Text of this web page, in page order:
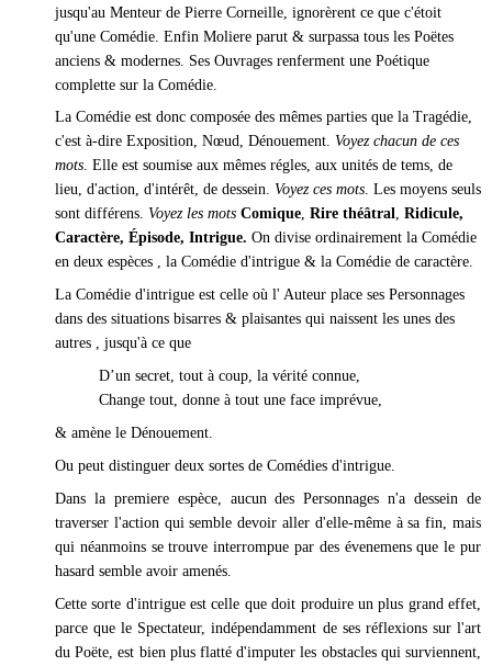
jusqu'au Menteur de Pierre Corneille, ignorèrent ce que c'étoit
qu'une Comédie. Enfin Moliere parut & surpassa tous les Poëtes
anciens & modernes. Ses Ouvrages renferment une Poétique
complette sur la Comédie.
La Comédie est donc composée des mêmes parties que la Tragédie,
c'est à-dire Exposition, Nœud, Dénouement. Voyez chacun de ces
mots. Elle est soumise aux mêmes régles, aux unités de tems, de
lieu, d'action, d'intérêt, de dessein. Voyez ces mots. Les moyens seuls
sont différens. Voyez les mots Comique, Rire théâtral, Ridicule,
Caractère, Épisode, Intrigue. On divise ordinairement la Comédie
en deux espèces , la Comédie d'intrigue & la Comédie de caractère.
La Comédie d'intrigue est celle où l' Auteur place ses Personnages
dans des situations bisarres & plaisantes qui naissent les unes des
autres , jusqu'à ce que
D’un secret, tout à coup, la vérité connue,
Change tout, donne à tout une face imprévue,
& amène le Dénouement.
Ou peut distinguer deux sortes de Comédies d'intrigue.
Dans la premiere espèce, aucun des Personnages n'a dessein de
traverser l'action qui semble devoir aller d'elle-même à sa fin, mais
qui néanmoins se trouve interrompue par des évenemens que le pur
hasard semble avoir amenés.
Cette sorte d'intrigue est celle que doit produire un plus grand effet,
parce que le Spectateur, indépendamment de ses réflexions sur l'art
du Poëte, est bien plus flatté d'imputer les obstacles qui surviennent,